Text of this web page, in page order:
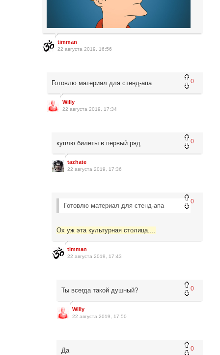
timman
22 августа 2019, 16:56
0
Готовлю материал для стенд-апа
Willy
22 августа 2019, 17:34
0
куплю билеты в первый ряд
tazhate
22 августа 2019, 17:36
0
Готовлю материал для стенд-апа
Ох уж эта культурная столица....
timman
22 августа 2019, 17:43
0
Ты всегда такой душный?
Willy
22 августа 2019, 17:50
0
Да